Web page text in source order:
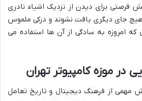
فرصتی برای دیدن از نزدیک اشیاء نادری
جای دیگری یافت نشوند و درکی ملموس
که امروزه به سادگی از آن ها استفاده می
در موزه کامپیوتر تهران
مهمی از فرهنگ دیجیتال و تاریخ تعامل